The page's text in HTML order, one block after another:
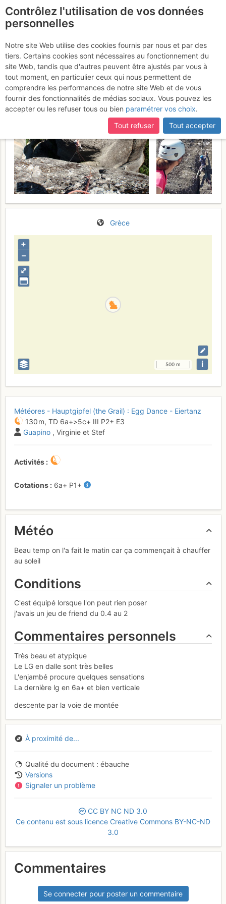
Météores - Hauptgipfel :
Eiertanz
Mardi 30 mai 2017
Grèce
⤢
+
–
500 m i
Météores - Hauptgipfel (the Grail) : Egg Dance - Eiertanz
130 m, TD 6a+>5c+ III P2+ E3
Guapino , Virginie et Stef
Activités
Cotations 6a+ P1+
Météo
Beau temp on l'a fait le matin car ça commençait à chauffer
au soleil
Conditions
C'est équipé lorsque l'on peut rien poser
j'avais un jeu de friend du 0.4 au 2
Commentaires personnels
Très beau et atypique
Le LG en dalle sont très belles
L'enjambé procure quelques sensations
La dernière lg en 6a+ et bien verticale
descente par la voie de montée
À proximité de...
Qualité du document
ébauche
Versions
Signaler un problème
CC BY NC ND 3.0
Ce contenu est sous licence Creative Commons BY-NC-ND
3.0
Commentaires
Se connecter pour poster un commentaire
Contrôlez l'utilisation de vos données
personnelles
Notre site Web utilise des cookies fournis par nous et par des
tiers. Certains cookies sont nécessaires au fonctionnement du
site Web, tandis que d'autres peuvent être ajustés par vous à
tout moment, en particulier ceux qui nous permettent de
comprendre les performances de notre site Web et de vous
fournir des fonctionnalités de médias sociaux. Vous pouvez les
accepter ou les refuser tous ou bien paramétrer vos choix.
Tout refuser
Tout accepter